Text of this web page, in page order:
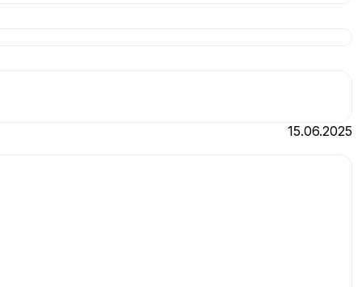
15.06.2025